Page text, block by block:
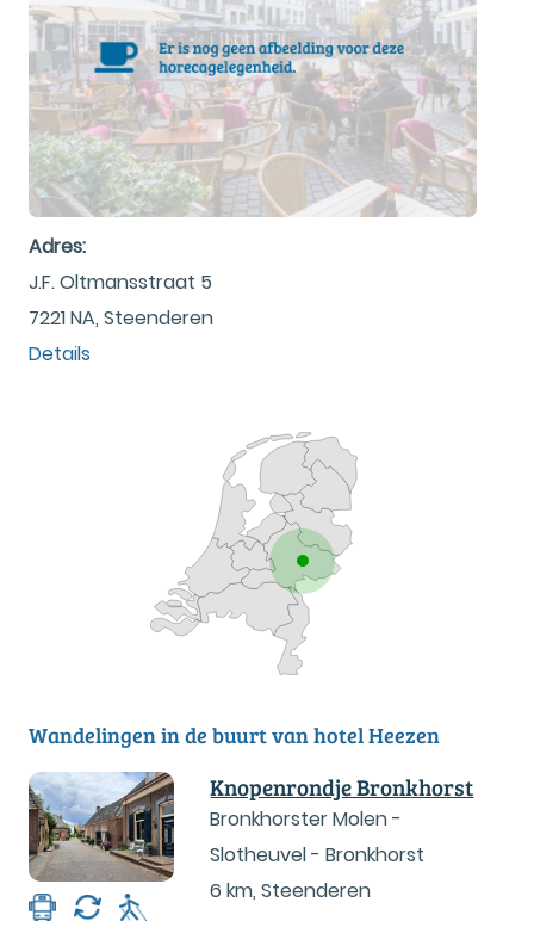
Adres:
J.F. Oltmansstraat 5
7221 NA, Steenderen
Details
Wandelingen in de buurt van hotel Heezen
Knopenrondje Bronkhorst
Bronkhorster Molen -
Slotheuvel - Bronkhorst
6 km,Steenderen